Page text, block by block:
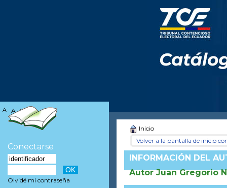
Inicio
Volver a la pantalla de inicio
INFORMACIÓN DEL
Autor Juan Gregorio
A- A A+
Conectarse
Olvidé mi contraseña